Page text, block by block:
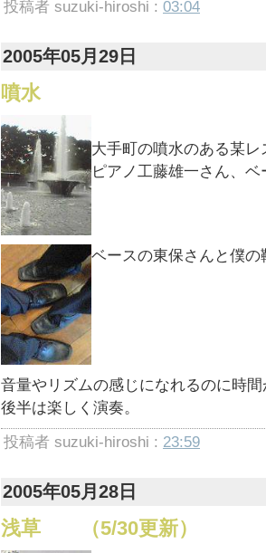
投稿者 suzuki-hiroshi : 03:04
2005年05月29日
噴水
大手町の噴水のある某
ピアノ工藤雄一さん、
ベースの東保さんと僕の
音量やリズムの感じになれるのに時
後半は楽しく演奏。
投稿者 suzuki-hiroshi : 23:59
2005年05月28日
浅草 （5/30更新）